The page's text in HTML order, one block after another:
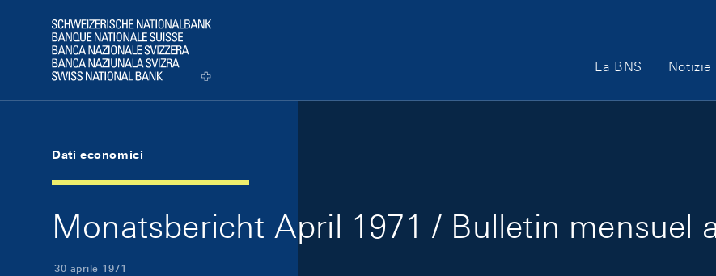
Logo
Main Navigation
La BNS Notizie
Dati economici
Monatsbericht April 1971 / Bulletin mensuel
30 aprile 1971